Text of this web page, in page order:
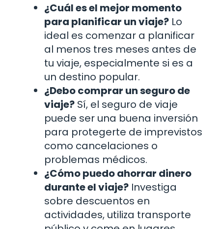
¿Cuál es el mejor momento
para planificar un viaje? Lo
ideal es comenzar a planificar
al menos tres meses antes de
tu viaje, especialmente si es a
un destino popular.
¿Debo comprar un seguro de
viaje? Sí, el seguro de viaje
puede ser una buena inversión
para protegerte de imprevistos
como cancelaciones o
problemas médicos.
¿Cómo puedo ahorrar dinero
durante el viaje? Investiga
sobre descuentos en
actividades, utiliza transporte